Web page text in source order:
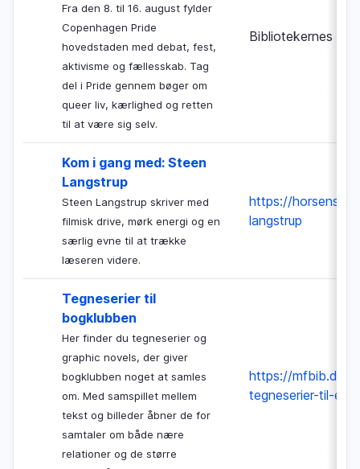
Fra den 8. til 16. august fylder
Copenhagen Pride
hovedstaden med debat, fest,
aktivisme og fællesskab. Tag
del i Pride gennem bøger om
queer liv, kærlighed og retten
til at være sig selv.
Bibliotekernes
Kom i gang med: Steen
Langstrup
Steen Langstrup skriver med
filmisk drive, mørk energi og en
særlig evne til at trække
læseren videre.
https://
langstrup
Tegneserier til
bogklubben
Her finder du tegneserier og
graphic novels, der giver
bogklubben noget at samles
om. Med samspillet mellem
tekst og billeder åbner de for
samtaler om både nære
relationer og de større
https://mfbib.dk/
tegneserier-til-en-